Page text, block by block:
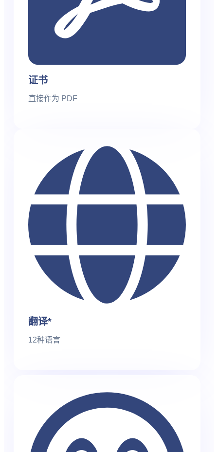
证书
直接作为 PDF
翻译*
12种语言